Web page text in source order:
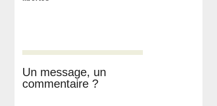
Un message, un
commentaire ?